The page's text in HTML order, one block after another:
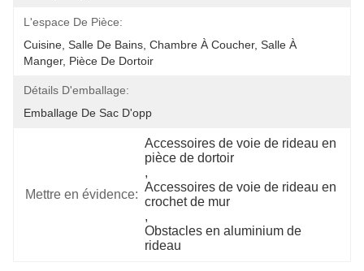
L'espace De Pièce:
Cuisine, Salle De Bains, Chambre À Coucher, Salle À
Manger, Pièce De Dortoir
Détails D'emballage:
Emballage De Sac D'opp
Mettre en évidence:
Accessoires de voie de rideau en
pièce de dortoir
,
Accessoires de voie de rideau en
crochet de mur
,
Obstacles en aluminium de
rideau